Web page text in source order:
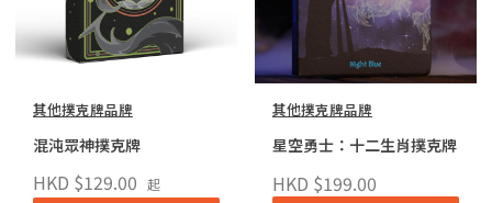
其他撲克牌品牌
混沌眾神撲克牌
HKD $129.00 起
其他撲克牌品牌
星空勇士：十二生肖撲克牌
HKD $199.00